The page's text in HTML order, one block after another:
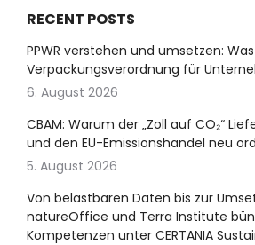
RECENT POSTS
PPWR verstehen und umsetzen:
Verpackungsverordnung für
6. August 2026
CBAM: Warum der „Zoll auf CO₂“
und den EU-Emissionshandel neu
5. August 2026
Von belastbaren Daten bis zur
natureOffice und Terra Institute
Kompetenzen unter CERTANIA